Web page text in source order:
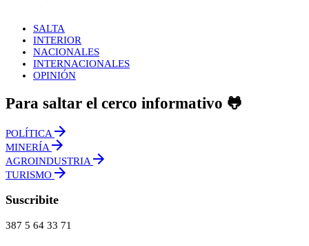
SALTA
INTERIOR
NACIONALES
INTERNACIONALES
OPINIÓN
Para saltar el cerco informativo 🐸
POLÍTICA
MINERÍA
AGROINDUSTRIA
TURISMO
Suscribite
387 5 64 33 71